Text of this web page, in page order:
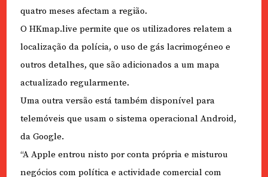
quatro meses afectam a região.
O HKmap.live permite que os utilizadores relatem a
localização da polícia, o uso de gás lacrimogéneo e
outros detalhes, que são adicionados a um mapa
actualizado regularmente.
Uma outra versão está também disponível para
telemóveis que usam o sistema operacional Android,
da Google.
“A Apple entrou nisto por conta própria e misturou
negócios com política e actividade comercial com